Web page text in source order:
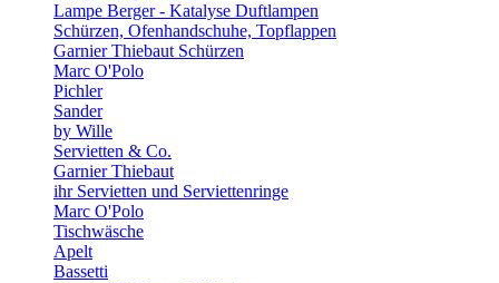
Lampe Berger - Katalyse Duftlampen
Schürzen, Ofenhandschuhe, Topflappen
Garnier Thiebaut Schürzen
Marc O'Polo
Pichler
Sander
by Wille
Servietten & Co.
Garnier Thiebaut
ihr Servietten und Serviettenringe
Marc O'Polo
Tischwäsche
Apelt
Bassetti